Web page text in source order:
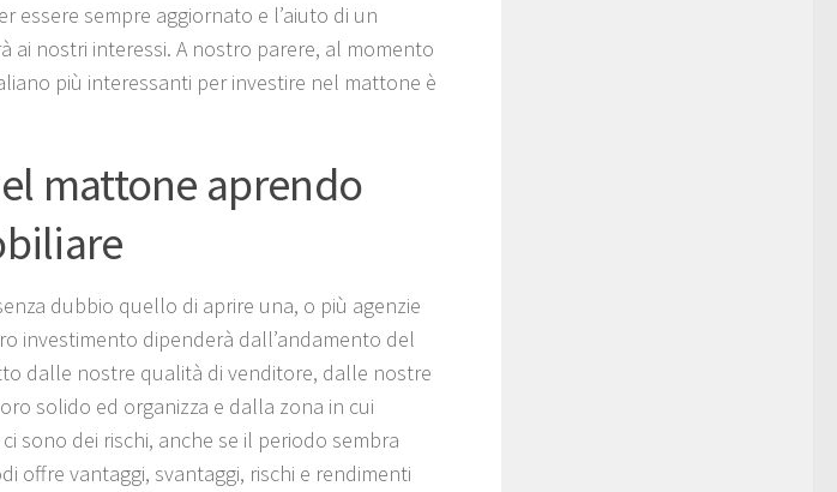
essere sempre aggiornato e l’aiuto di un
ai nostri interessi. A nostro parere, al momento
più interessanti per investire nel mattone è
mattone aprendo
dubbio quello di aprire una, o più agenzie
investimento dipenderà dall’andamento del
dalle nostre qualità di venditore, dalle nostre
solido ed organizza e dalla zona in cui
sono dei rischi, anche se il periodo sembra
offre vantaggi, svantaggi, rischi e rendimenti